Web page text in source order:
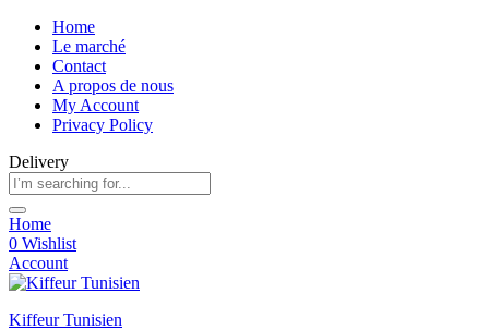
Home
Le marché
Contact
A propos de nous
My Account
Privacy Policy
Delivery
Home
0 Wishlist
Account
Kiffeur Tunisien